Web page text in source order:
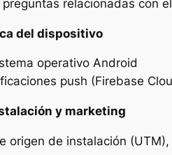
preguntas relacionadas con
del dispositivo
operativo Android
push (Firebase
y marketing
origen de instalación